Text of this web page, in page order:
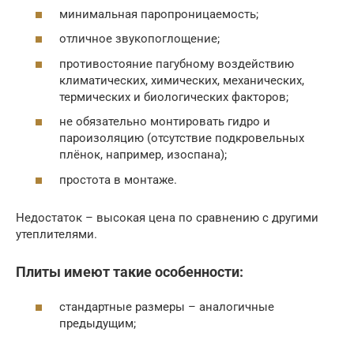
минимальная паропроницаемость;
отличное звукопоглощение;
противостояние пагубному воздействию
климатических, химических, механических,
термических и биологических факторов;
не обязательно монтировать гидро и
пароизоляцию (отсутствие подкровельных
плёнок, например, изоспана);
простота в монтаже.
Недостаток – высокая цена по сравнению с другими
утеплителями.
Плиты имеют такие особенности:
стандартные размеры – аналогичные
предыдущим;